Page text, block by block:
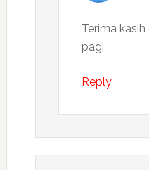
Terima
pagi
Reply